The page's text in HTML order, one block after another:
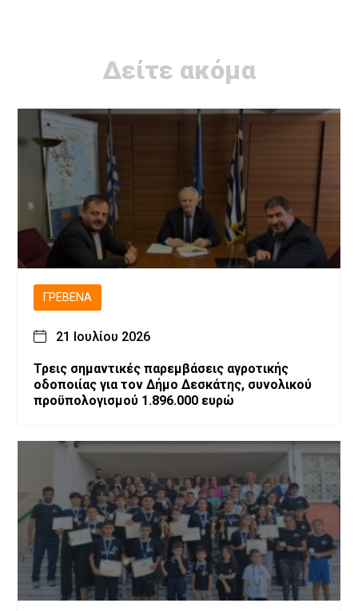
Δείτε ακόμα
ΓΡΕΒΕΝΆ
21 Ιουλίου 2026
Τρεις σημαντικές παρεμβάσεις αγροτικής
οδοποιίας για τον Δήμο Δεσκάτης, συνολικού
προϋπολογισμού 1.896.000 ευρώ